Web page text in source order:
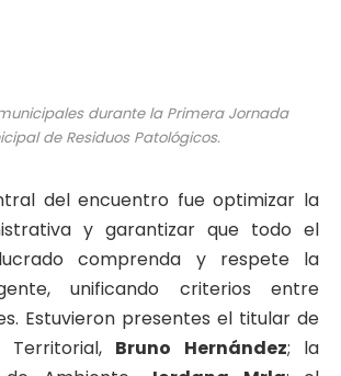
durante la Primera Jornada
de Residuos Patológicos.
del encuentro fue optimizar la
y garantizar que todo el
comprenda y respete la
unificando criterios entre
Estuvieron presentes el titular de
Territorial, Bruno Hernández; la